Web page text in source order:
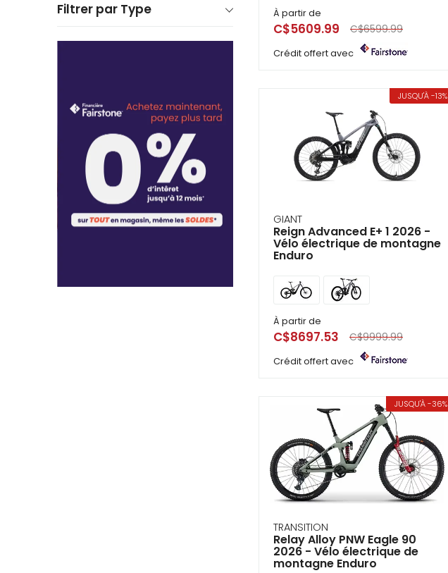
Filtrer par Type
À partir de
C$5609.99 C$6599.99
Crédit offert avec
JUSQU'À -13%
GIANT
Reign Advanced E+ 1 2026 -
Vélo électrique de montagne
Enduro
À partir de
C$8697.53 C$9999.99
Crédit offert avec
JUSQU'À -36%
TRANSITION
Relay Alloy PNW Eagle 90
2026 - Vélo électrique de
montagne Enduro